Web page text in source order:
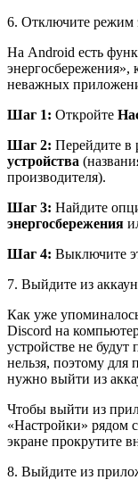
6. Отключите режим
На Android есть
энергосбережения»,
неважных
Шаг 1: Откройте
Шаг 2: Перейдите в
устройства
производителя).
Шаг 3: Найдите
энергосбережения
Шаг 4: Выключите
7. Выйдите из
Как уже
Discord на
устройстве не
нельзя, поэтому для
нужно выйти из
Чтобы выйти из
«Настройки» рядом
экране прокрутите
8. Выйдите из